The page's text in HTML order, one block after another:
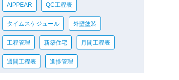
AIPPEAR QC工程表
タイムスケジュール 外壁塗装
工程管理 新築住宅 月間工程表
週間工程表 進捗管理